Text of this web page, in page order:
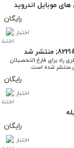
موبایل اندروید
رایگان
اختبار
منتشر شده است.
رایگان
اختبار
رایگان
اختبار